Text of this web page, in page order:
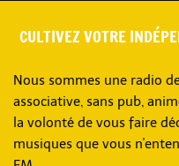
CULTIVEZ VOTRE
Nous sommes une radio
associative, sans pub,
la volonté de vous faire
musiques que vous